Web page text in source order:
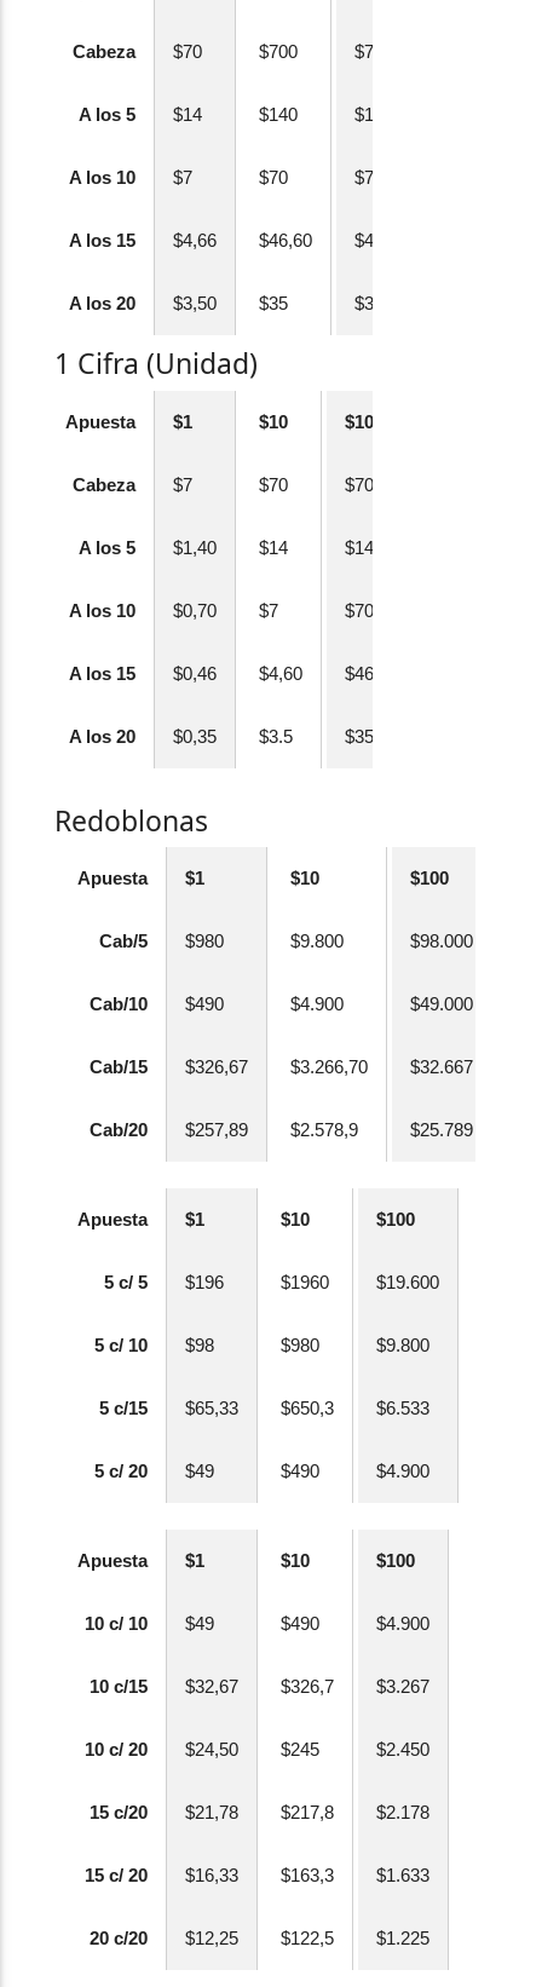
Cabeza
A los 5
A los 10
A los 15
A los 20
$70
$14
$7
$4,66
$3,50
$700
$140
$70
$46,60
$35
$7.000
$1.400
$700
$466
$350
1 Cifra (Unidad)
Apuesta
Cabeza
A los 5
A los 10
A los 15
A los 20
$1
$7
$1,40
$0,70
$0,46
$0,35
$10
$70
$14
$7
$4,60
$3.5
$100
$700
$140
$70
$46
$35
Redoblonas
Apuesta
Cab/5
Cab/10
Cab/15
Cab/20
$1
$980
$490
$326,67
$257,89
$10
$9.800
$4.900
$3.266,70
$2.578,9
$100
$98.000
$49.000
$32.667
$25.789
Apuesta
5 c/ 5
5 c/ 10
5 c/15
5 c/ 20
$1
$196
$98
$65,33
$49
$10
$1960
$980
$650,3
$490
$100
$19.600
$9.800
$6.533
$4.900
Apuesta
10 c/ 10
10 c/15
10 c/ 20
15 c/20
15 c/ 20
20 c/20
$1
$49
$32,67
$24,50
$21,78
$16,33
$12,25
$10
$490
$326,7
$245
$217,8
$163,3
$122,5
$100
$4.900
$3.267
$2.450
$2.178
$1.633
$1.225